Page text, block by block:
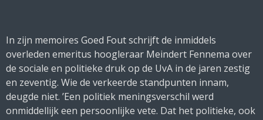
In zijn memoires Goed Foutschrijft de inmiddels
overleden emeritus hoogleraar Meindert Fennema over
de sociale en politieke druk op de UvA in de jaren zestig
en zeventig. Wie de verkeerde standpunten innam,
deugde niet. ’Een politiek meningsverschil werd
onmiddellijk een persoonlijke vete. Dat het politieke, ook